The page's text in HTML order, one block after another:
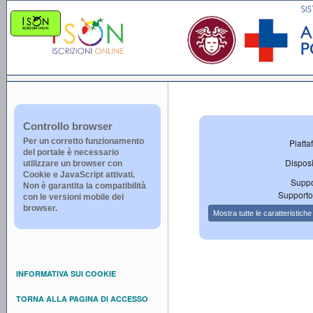
Controllo browser
Per un corretto funzionamento
del portale è necessario
utilizzare un browser con
Cookie e JavaScript attivati.
Non è garantita la compatibilità
con le versioni mobile dei
browser.
INFORMATIVA SUI COOKIE
TORNA ALLA PAGINA DI ACCESSO